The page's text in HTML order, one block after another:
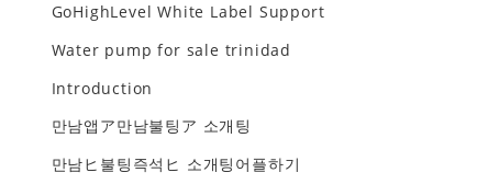
GoHighLevel White Label Support
Water pump for sale trinidad
Introduction
만남앱ア만남불팅ア 소개팅
만남ヒ불팅즉석ヒ 소개팅어플하기